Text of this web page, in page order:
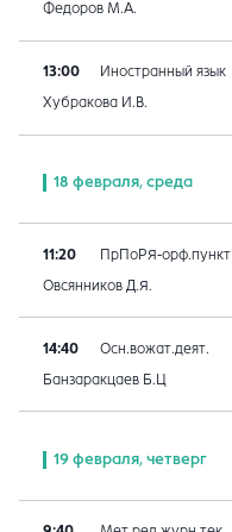
Федоров М.А.
13:00 Иностранный язык
Хубракова И.В.
18 февраля, среда
11:20 ПрПоРЯ-орф.пункт
Овсянников Д.Я.
14:40 Осн.вожат.деят.
Банзаракцаев Б.Ц
19 февраля, четверг